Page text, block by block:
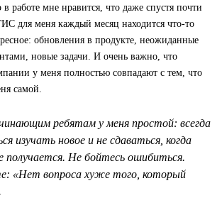
в работе мне нравится, что даже спустя почти
для меня каждый месяц находится что-то
обновления в продукте, неожиданные
новые задачи. И очень важно, что
у меня полностью совпадают с тем, что
самой.
ребятам у меня простой: всегда
изучать новое и не сдаваться, когда
получается. Не бойтесь ошибиться.
«Нет вопроса хуже того, который